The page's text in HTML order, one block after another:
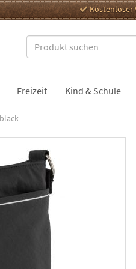
Kostenloser
Freizeit Kind & Schule